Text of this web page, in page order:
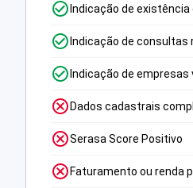
Indicação de
Indicação de consultas
Indicação de empresas
Dados cadastrais
Serasa Score Positivo
Faturamento ou renda